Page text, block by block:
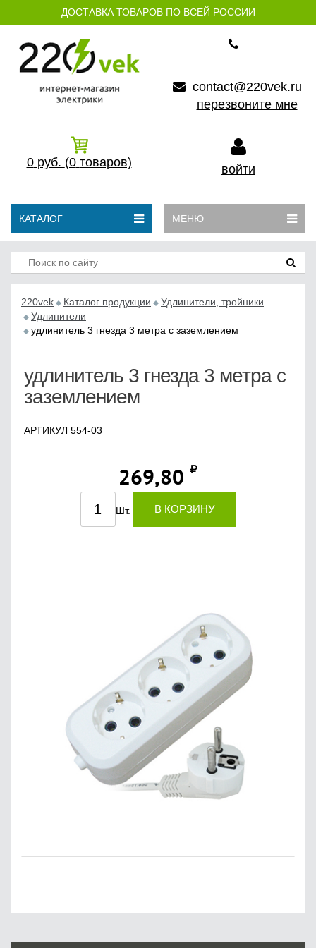
ДОСТАВКА ТОВАРОВ ПО ВСЕЙ РОССИИ
contact@220vek.ru
перезвоните мне
0 руб. (0 товаров) войти
КАТАЛОГ МЕНЮ
220vek Каталог продукции
Удлинители, тройники
Удлинители
удлинитель 3 гнезда 3 метра с заземлением
удлинитель 3 гнезда 3 метра с
заземлением
АРТИКУЛ 554-03
269,80
Шт. В КОРЗИНУ